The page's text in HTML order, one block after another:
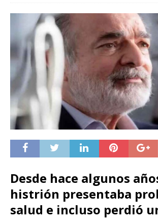
Desde hace algunos
histrión presentaba
salud e incluso perdió